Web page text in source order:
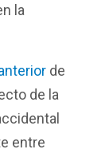
la
de
de la
entre